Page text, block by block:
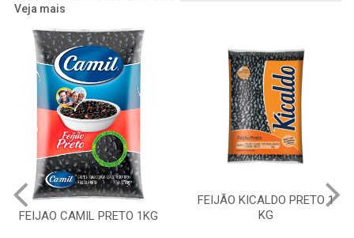
Veja mais
FEIJAO CAMIL PRETO 1KG
FEIJÃO KICALDO PRETO 1
KG